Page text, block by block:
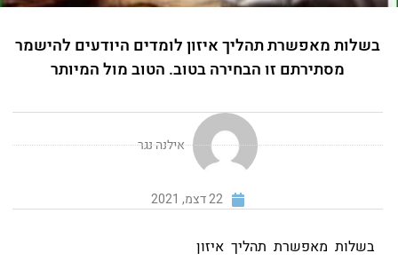
בשלות מאפשרת תהליך איזון לומדים היודעים להישמר
מסתירתם זו הבחירה בטוב. הטוב מול המיותר
אילנה נגר
22 דצמ, 2021
בשלות מאפשרת תהליך איזון